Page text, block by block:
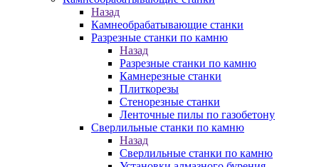
Назад
Камнеобрабатывающие станки
Разрезные станки по камню
Назад
Разрезные станки по камню
Камнерезные станки
Плиткорезы
Стенорезные станки
Ленточные пилы по газобетону
Сверлильные станки по камню
Назад
Сверлильные станки по камню